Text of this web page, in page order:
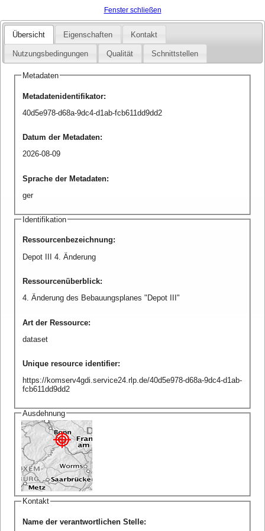
Fenster schließen
Übersicht Eigenschaften Kontakt
Nutzungsbedingungen Qualität Schnittstellen
Metadaten
Metadatenidentifikator:
40d5e978-d68a-9dc4-d1ab-fcb611dd9dd2
Datum der Metadaten:
2026-08-09
Sprache der Metadaten:
ger
Identifikation
Ressourcenbezeichnung:
Depot III 4. Änderung
Ressourcenüberblick:
4. Änderung des Bebauungsplanes "Depot III"
Art der Ressource:
dataset
Unique resource identifier:
https://komserv4gdi.service24.rlp.de/40d5e978-d68a-9dc4-d1ab-
fcb611dd9dd2
Ausdehnung
Kontakt
Name der verantwortlichen Stelle: